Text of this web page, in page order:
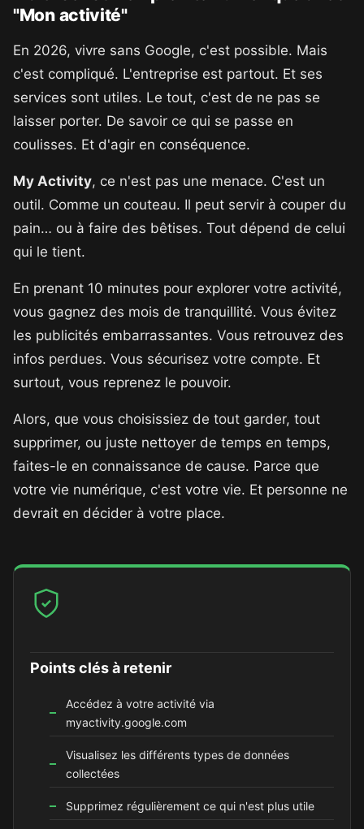
"Mon activité"
En 2026, vivre sans Google, c'est possible. Mais
c'est compliqué. L'entreprise est partout. Et ses
services sont utiles. Le tout, c'est de ne pas se
laisser porter. De savoir ce qui se passe en
coulisses. Et d'agir en conséquence.
My Activity, ce n'est pas une menace. C'est un
outil. Comme un couteau. Il peut servir à couper du
pain… ou à faire des bêtises. Tout dépend de celui
qui le tient.
En prenant 10 minutes pour explorer votre activité,
vous gagnez des mois de tranquillité. Vous évitez
les publicités embarrassantes. Vous retrouvez des
infos perdues. Vous sécurisez votre compte. Et
surtout, vous reprenez le pouvoir.
Alors, que vous choisissiez de tout garder, tout
supprimer, ou juste nettoyer de temps en temps,
faites-le en connaissance de cause. Parce que
votre vie numérique, c'est votre vie. Et personne ne
devrait en décider à votre place.
Points clés à retenir
Accédez à votre activité via
myactivity.google.com
Visualisez les différents types de données
collectées
Supprimez régulièrement ce qui n'est plus utile